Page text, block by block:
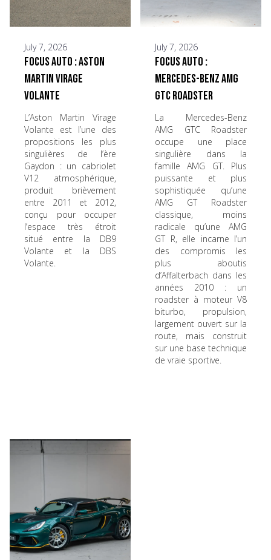
July 7, 2026
Focus Auto : Aston
Martin Virage
Volante
L’Aston Martin Virage
Volante est l’une des
propositions les plus
singulières de l’ère
Gaydon : un cabriolet
V12 atmosphérique,
produit brièvement
entre 2011 et 2012,
conçu pour occuper
l’espace très étroit
situé entre la DB9
Volante et la DBS
Volante.
July 7, 2026
Focus Auto :
Mercedes-Benz AMG
GTC Roadster
La Mercedes-Benz
AMG GTC Roadster
occupe une place
singulière dans la
famille AMG GT. Plus
puissante et plus
sophistiquée qu’une
AMG GT Roadster
classique, moins
radicale qu’une AMG
GT R, elle incarne l’un
des compromis les
plus aboutis
d’Affalterbach dans les
années 2010 : un
roadster à moteur V8
biturbo, propulsion,
largement ouvert sur la
route, mais construit
sur une base technique
de vraie sportive.